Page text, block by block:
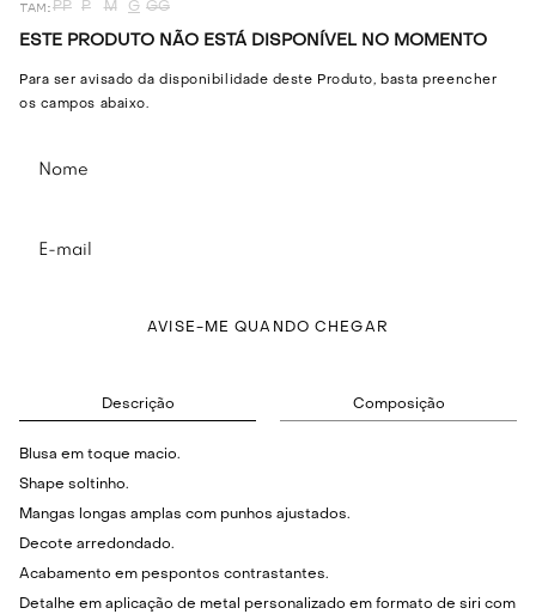
PP P M G GG
ESTE PRODUTO NÃO ESTÁ DISPONÍVEL NO MOMENTO
Para ser avisado da disponibilidade deste Produto, basta preencher
os campos abaixo.
AVISE-ME QUANDO CHEGAR
Descrição Composição
Blusa em toque macio.
Shape soltinho.
Mangas longas amplas com punhos ajustados.
Decote arredondado.
Acabamento em pespontos contrastantes.
Detalhe em aplicação de metal personalizado em formato de siri com